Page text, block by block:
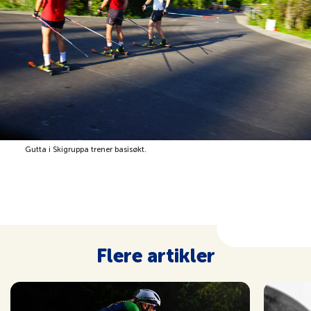
Gutta i Skigruppa trener basisøkt.
Flere artikler
Artikler
Cookies og personvern
Veien til VM